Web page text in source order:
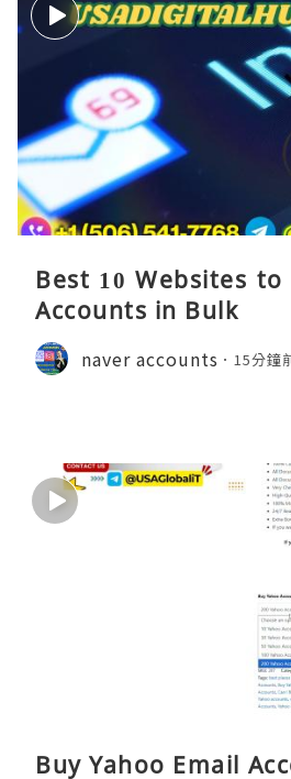
Best 10 Websites to
Accounts in Bulk
naver accounts 15分鐘
Buy Yahoo Email